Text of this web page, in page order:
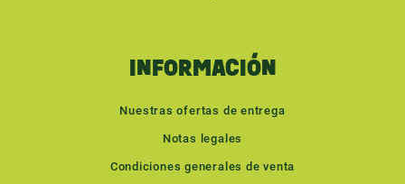
INFORMACIÓN
Nuestras ofertas de entrega
Notas legales
Condiciones generales de venta